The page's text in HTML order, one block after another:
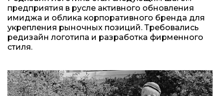
предприятия в русле активного обновления
имиджа и облика корпоративного бренда для
укрепления рыночных позиций. Требовались
редизайн логотипа и разработка фирменного
стиля.